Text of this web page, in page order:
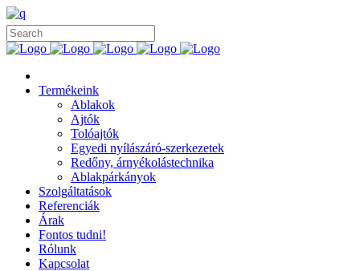
Termékeink
Ablakok
Ajtók
Tolóajtók
Egyedi nyílászáró-szerkezetek
Redőny, árnyékolástechnika
Ablakpárkányok
Szolgáltatások
Referenciák
Árak
Fontos tudni!
Rólunk
Kapcsolat